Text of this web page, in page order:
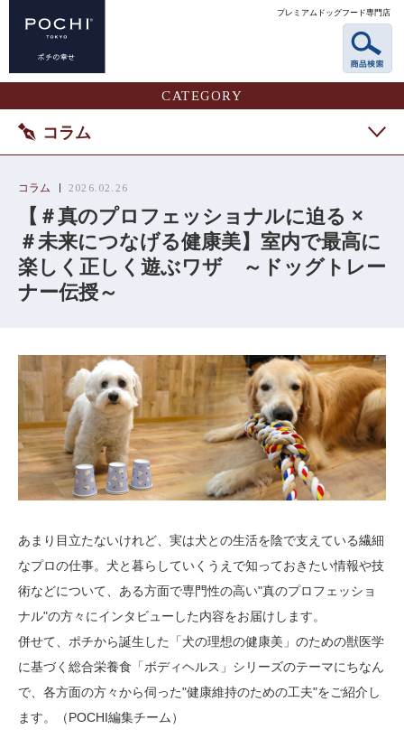
プレミアムドッグフード専門店
CATEGORY
コラム
コラム 2026.02.26
【＃真のプロフェッショナルに迫る ×
＃未来につなげる健康美】室内で最高に
楽しく正しく遊ぶワザ ～ドッグトレー
ナー伝授～
あまり目立たないけれど、実は犬との生活を陰で支えている繊細
なプロの仕事。犬と暮らしていくうえで知っておきたい情報や技
術などについて、ある方面で専門性の高い"真のプロフェッショ
ナル"の方々にインタビューした内容をお届けします。
併せて、ポチから誕生した「犬の理想の健康美」のための獣医学
に基づく総合栄養食「ボディヘルス」シリーズのテーマにちなん
で、各方面の方々から伺った"健康維持のための工夫"をご紹介し
ます。（POCHI編集チーム）